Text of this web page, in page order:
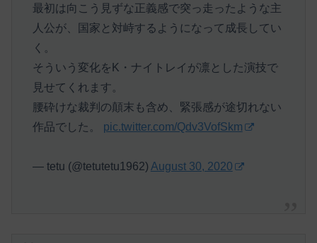
最初は向こう見ずな正義感で突っ走ったような主
人公が、国家と対峙するようになって成長してい
く。
そういう変化をK・ナイトレイが凛とした演技で
見せてくれます。
腰砕けな裁判の顛末も含め、緊張感が途切れない
作品でした。 pic.twitter.com/Qdv3VofSkm
— tetu (@tetutetu1962) August 30, 2020